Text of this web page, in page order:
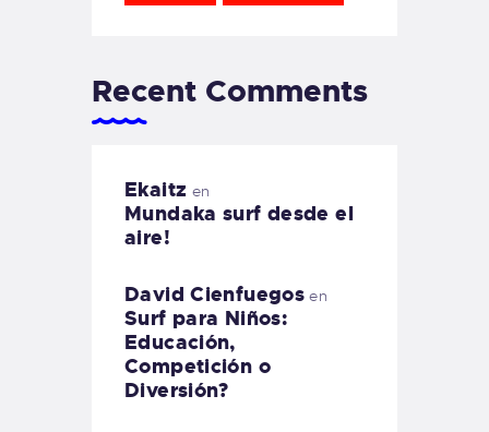
Recent Comments
Ekaitz en
Mundaka surf desde el
aire!
David Cienfuegos en
Surf para Niños:
Educación,
Competición o
Diversión?